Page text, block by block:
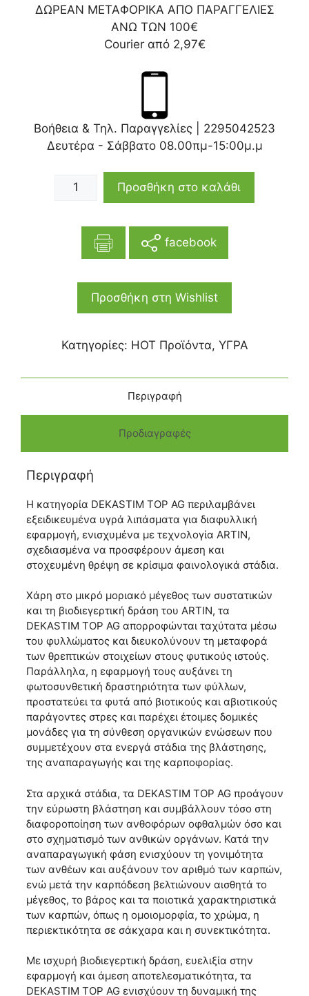
ΔΩΡΕΑΝ ΜΕΤΑΦΟΡΙΚΑ ΑΠΟ ΠΑΡΑΓΓΕΛΙΕΣ
ΑΝΩ ΤΩΝ 100€
Courier από 2,97€
Βοήθεια & Τηλ. Παραγγελίες | 2295042523
Δευτέρα - Σάββατο 08.00πμ-15:00μ.μ
Προσθήκη στο καλάθι
facebook
Προσθήκη στη Wishlist
Κατηγορίες: HOT Προϊόντα, ΥΓΡΑ
Περιγραφή
Προδιαγραφές
Περιγραφή
Η κατηγορία DEKASTIM TOP AG περιλαμβάνει
εξειδικευμένα υγρά λιπάσματα για διαφυλλική
εφαρμογή, ενισχυμένα με τεχνολογία ARTIN,
σχεδιασμένα να προσφέρουν άμεση και
στοχευμένη θρέψη σε κρίσιμα φαινολογικά στάδια.
Χάρη στο μικρό μοριακό μέγεθος των συστατικών
και τη βιοδιεγερτική δράση του ARTIN, τα
DEKASTIM TOP AG απορροφώνται ταχύτατα μέσω
του φυλλώματος και διευκολύνουν τη μεταφορά
των θρεπτικών στοιχείων στους φυτικούς ιστούς.
Παράλληλα, η εφαρμογή τους αυξάνει τη
φωτοσυνθετική δραστηριότητα των φύλλων,
προστατεύει τα φυτά από βιοτικούς και αβιοτικούς
παράγοντες στρες και παρέχει έτοιμες δομικές
μονάδες για τη σύνθεση οργανικών ενώσεων που
συμμετέχουν στα ενεργά στάδια της βλάστησης,
της αναπαραγωγής και της καρποφορίας.
Στα αρχικά στάδια, τα DEKASTIM TOP AG προάγουν
την εύρωστη βλάστηση και συμβάλλουν τόσο στη
διαφοροποίηση των ανθοφόρων οφθαλμών όσο και
στο σχηματισμό των ανθικών οργάνων. Κατά την
αναπαραγωγική φάση ενισχύουν τη γονιμότητα
των ανθέων και αυξάνουν τον αριθμό των καρπών,
ενώ μετά την καρπόδεση βελτιώνουν αισθητά το
μέγεθος, το βάρος και τα ποιοτικά χαρακτηριστικά
των καρπών, όπως η ομοιομορφία, το χρώμα, η
περιεκτικότητα σε σάκχαρα και η συνεκτικότητα.
Με ισχυρή βιοδιεγερτική δράση, ευελιξία στην
εφαρμογή και άμεση αποτελεσματικότητα, τα
DEKASTIM TOP AG ενισχύουν τη δυναμική της